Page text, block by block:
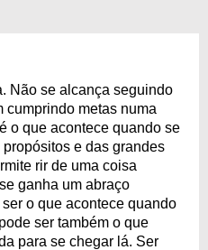
Não se alcança seguindo
cumprindo metas numa
o que acontece quando se
e das grandes
rir de uma coisa
ganha um abraço
o que acontece quando
ser também o que
para se chegar lá. Ser